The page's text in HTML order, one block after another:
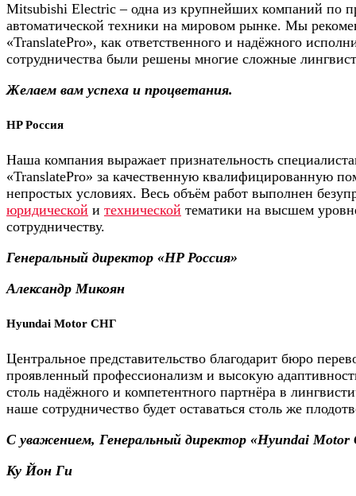
Mitsubishi Electric – одна из крупнейших компаний по
автоматической техники на мировом рынке. Мы
«TranslatePro», как ответственного и надёжного
сотрудничества были решены многие сложные
Желаем вам успеха и процветания.
HP Россия
Наша компания выражает признательность
«TranslatePro» за качественную квалифицированную
непростых условиях. Весь объём работ выполнен
юридической и технической тематики на высшем
сотрудничеству.
Генеральный директор «HP Россия»
Александр Микоян
Hyundai Motor СНГ
Центральное представительство благодарит бюро
проявленный профессионализм и высокую
столь надёжного и компетентного партнёра в
наше сотрудничество будет оставаться столь же
С уважением, Генеральный директор «Hyundai
Ку Йон Ги